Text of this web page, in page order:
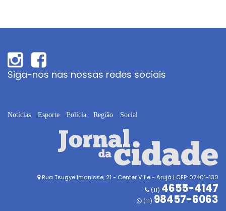
Siga-nos nas nossas redes sociais
Notícias Esporte Polícia Região Social
Rua Tsugye Imanisse, 21 - Center Ville - Arujá | CEP: 07401-130
(11) 4655-4147
(11) 98457-6063